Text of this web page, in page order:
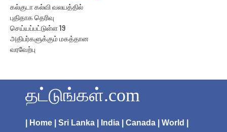
கல்குடா கல்வி வலயத்தில்
புதிதாக தெரிவு
செய்யப்பட்டுள்ள 19
அதிபர்களுக்கும் மகத்தான
வரவேற்பு
தட்டுங்கள்.com
| Home | Sri Lanka | India | Canada | World |